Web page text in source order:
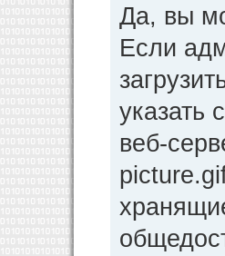
Да, вы
Если
указать
веб-